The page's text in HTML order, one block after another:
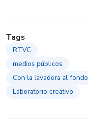
Tags
RTVC
medios públicos
Con la lavadora al fondo
Laboratorio creativo